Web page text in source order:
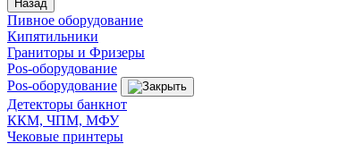
Назад
Пивное оборудование
Кипятильники
Граниторы и Фризеры
Pos-оборудование
Pos-оборудование
Детекторы банкнот
ККМ, ЧПМ, МФУ
Чековые принтеры